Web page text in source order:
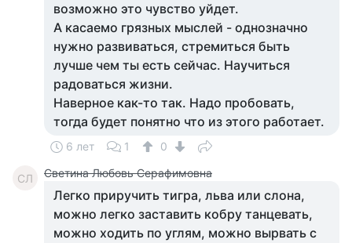
возможно это чувство уйдет.
А касаемо грязных мыслей - однозначно
нужно развиваться, стремиться быть
лучше чем ты есть сейчас. Научиться
радоваться жизни.
Наверное как-то так. Надо пробовать,
тогда будет понятно что из этого работает.
6 лет 1 0
СЛ Светина Любовь Серафимовна
Легко приручить тигра, льва или слона,
можно легко заставить кобру танцевать,
можно ходить по углям, можно вырвать с